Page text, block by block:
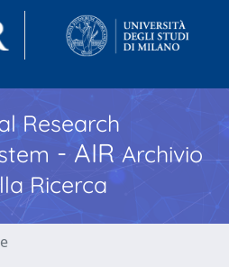
Research
- AIR Archivio
Ricerca